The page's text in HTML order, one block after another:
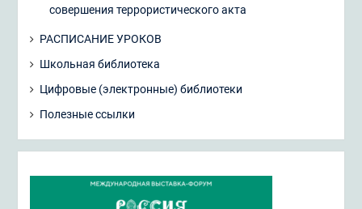
совершения террористического акта
РАСПИСАНИЕ УРОКОВ
Школьная библиотека
Цифровые (электронные) библиотеки
Полезные ссылки